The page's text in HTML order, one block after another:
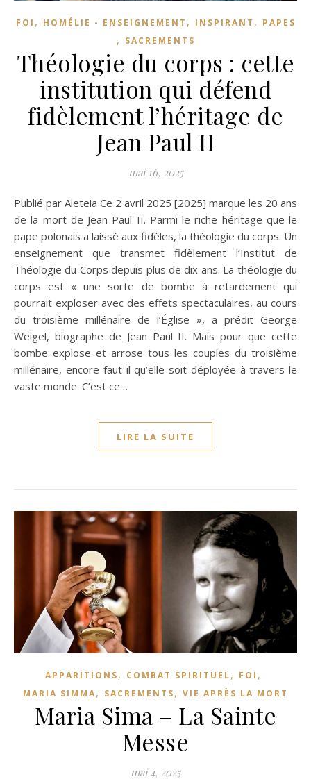
FOI , HOMÉLIE - ENSEIGNEMENT , INSPIRANT , PAPES
, SACREMENTS
Théologie du corps : cette
institution qui défend
fidèlement l’héritage de
Jean Paul II
mai 16, 2025
Publié par Aleteia Ce 2 avril 2025 [2025] marque les 20 ans
de la mort de Jean Paul II. Parmi le riche héritage que le
pape polonais a laissé aux fidèles, la théologie du corps. Un
enseignement que transmet fidèlement l’Institut de
Théologie du Corps depuis plus de dix ans. La théologie du
corps est « une sorte de bombe à retardement qui
pourrait exploser avec des effets spectaculaires, au cours
du troisième millénaire de l’Église », a prédit George
Weigel, biographe de Jean Paul II. Mais pour que cette
bombe explose et arrose tous les couples du troisième
millénaire, encore faut-il qu’elle soit déployée à travers le
vaste monde. C’est ce…
LIRE LA SUITE
APPARITIONS, COMBAT SPIRITUEL, FOI ,
MARIA SIMMA, SACREMENTS, VIE APRÈS LA MORT
Maria Sima – La Sainte
Messe
mai 4, 2025